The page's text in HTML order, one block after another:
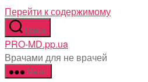
Перейти к содержимому
Поиск
PRO-MD.pp.ua
Врачами для не врачей
Меню